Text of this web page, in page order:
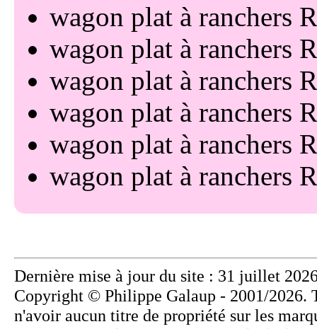
wagon plat à ranchers
wagon plat à ranchers
wagon plat à ranchers
wagon plat à ranchers
wagon plat à ranchers
wagon plat à ranchers